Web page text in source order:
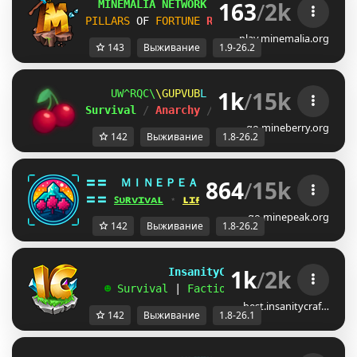
MINEMALIA NETWORK 1.9-26.2 |
SUMMER
PILLARS OF FORTUNE RELEASE! SURVIVAL
163/2k
play.minemalia.org
143 Выживание 1.9-26.2
TWO^DH@^VBNJOMC ＭＩＮＥＢＥＲＲＹ
Survival
/ Anarchy / BedWars / SkyWars
1k/15k
go.mineberry.org
142 Выживание 1.8-26.2
〓〓 ＭＩＮＥＰＥＡＫ ¤ 1.8 - 26.2
〓〓 ꜱᴜʀᴠɪᴠᴀʟ ⋆ ʟɪғᴇꜱᴛᴇᴀʟ ⋆ ʙᴇᴅᴡᴀʀꜱ ⋆
864/15k
go.minepeak.org
142 Выживание 1.8-26.2
InsanityCraft || 1.8 - 26.1
☻ Survival Factions | Skyblock
1k/2k
best.insanitycraf…
142 Выживание 1.8-26.1